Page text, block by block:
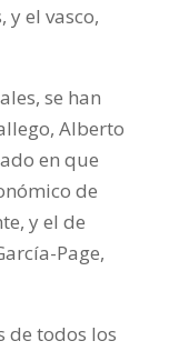
y el vasco,
se han
Alberto
en que
de
y el de
Page,
de todos los